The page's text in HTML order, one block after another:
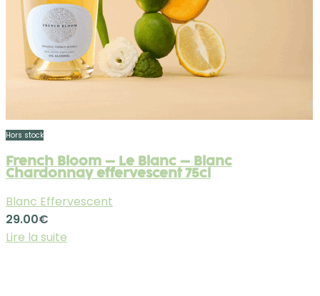
Hors stock
French Bloom – Le Blanc – Blanc
Chardonnay effervescent 75cl
Blanc Effervescent
29.00€
Lire la suite